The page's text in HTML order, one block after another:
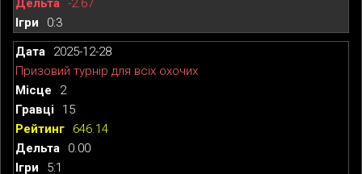
-2.67
0:3
2025-12-28
Призовий турнір для всіх охочих
2
15
646.14
0.00
5:1